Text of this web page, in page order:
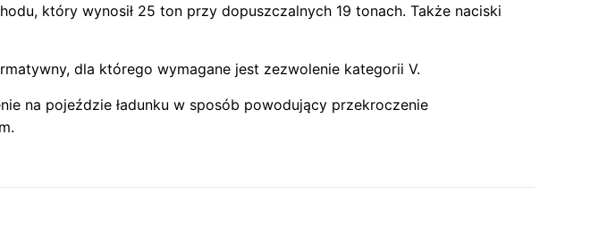
który wynosił 25 ton przy dopuszczalnych 19 tonach. Także naciski
dla którego wymagane jest zezwolenie kategorii V.
na pojeździe ładunku w sposób powodujący przekroczenie